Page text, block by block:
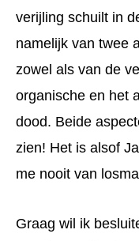
verijling schuilt in
namelijk van twee
zowel als van de
organische en het
dood. Beide
zien! Het is alsof
me nooit van
Graag wil ik